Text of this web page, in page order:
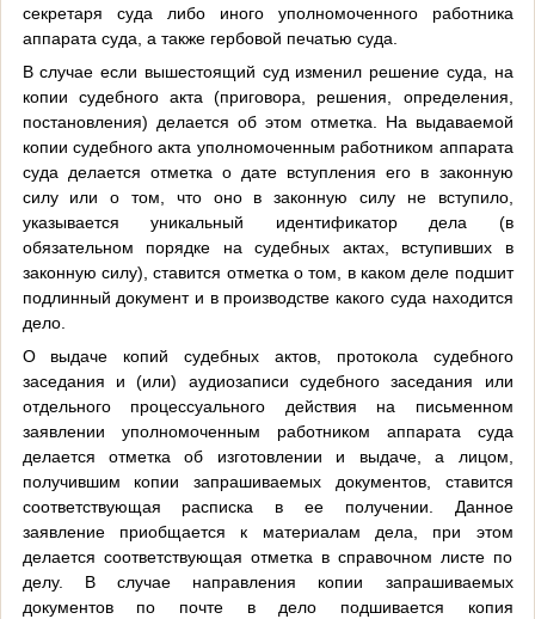
секретаря суда либо иного уполномоченного работника
аппарата суда, а также гербовой печатью суда.
В случае если вышестоящий суд изменил решение суда, на
копии судебного акта (приговора, решения, определения,
постановления) делается об этом отметка. На выдаваемой
копии судебного акта уполномоченным работником аппарата
суда делается отметка о дате вступления его в законную
силу или о том, что оно в законную силу не вступило,
указывается уникальный идентификатор дела (в
обязательном порядке на судебных актах, вступивших в
законную силу), ставится отметка о том, в каком деле подшит
подлинный документ и в производстве какого суда находится
дело.
О выдаче копий судебных актов, протокола судебного
заседания и (или) аудиозаписи судебного заседания или
отдельного процессуального действия на письменном
заявлении уполномоченным работником аппарата суда
делается отметка об изготовлении и выдаче, а лицом,
получившим копии запрашиваемых документов, ставится
соответствующая расписка в ее получении. Данное
заявление приобщается к материалам дела, при этом
делается соответствующая отметка в справочном листе по
делу. В случае направления копии запрашиваемых
документов по почте в дело подшивается копия